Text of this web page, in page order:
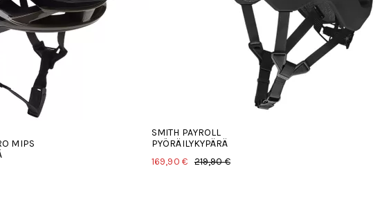
€
SMITH PAYROLL
PYÖRÄILYKYPÄRÄ
169,90 € 219,90 €